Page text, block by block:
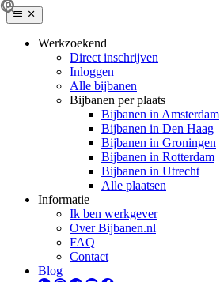
Werkzoekend
Direct inschrijven
Inloggen
Alle bijbanen
Bijbanen per plaats
Bijbanen in Amsterdam
Bijbanen in Den Haag
Bijbanen in Groningen
Bijbanen in Rotterdam
Bijbanen in Utrecht
Alle plaatsen
Informatie
Ik ben werkgever
Over Bijbanen.nl
FAQ
Contact
Blog